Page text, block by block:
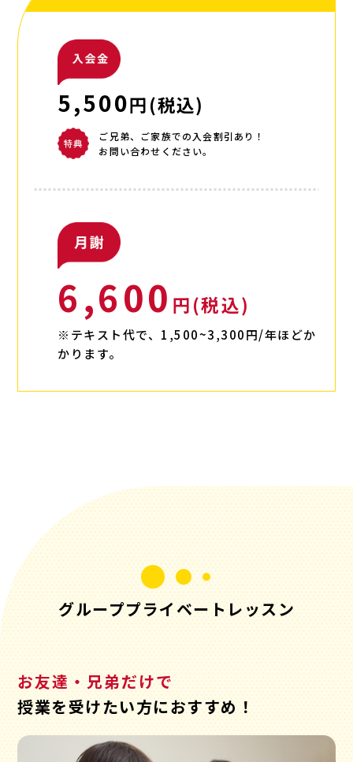
5,500円(税込)
​ご兄弟、ご家族での入会割引あり！
お問い合わせください。
6,600 円(税込)
※テキスト代で、1,500~3,300円/年ほどか
かります。
グループプライベートレッスン
お友達・兄弟だけで
授業を受けたい方におすすめ！